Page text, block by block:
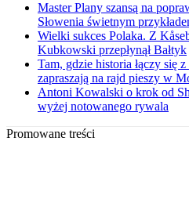
Master Plany szansą na
Słowenia świetnym
Wielki sukces Polaka. Z
Kubkowski przepłynął Bałtyk
Tam, gdzie historia łączy się
zapraszają na rajd pieszy w
Antoni Kowalski o krok od
wyżej notowanego rywala
Promowane treści